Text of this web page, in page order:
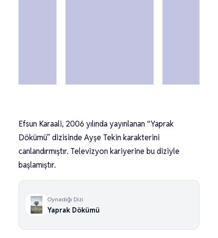
Efsun Karaali, 2006 yılında yayınlanan “Yaprak
Dökümü” dizisinde Ayşe Tekin karakterini
canlandırmıştır. Televizyon kariyerine bu diziyle
başlamıştır.
Oynadığı Dizi
Yaprak Dökümü